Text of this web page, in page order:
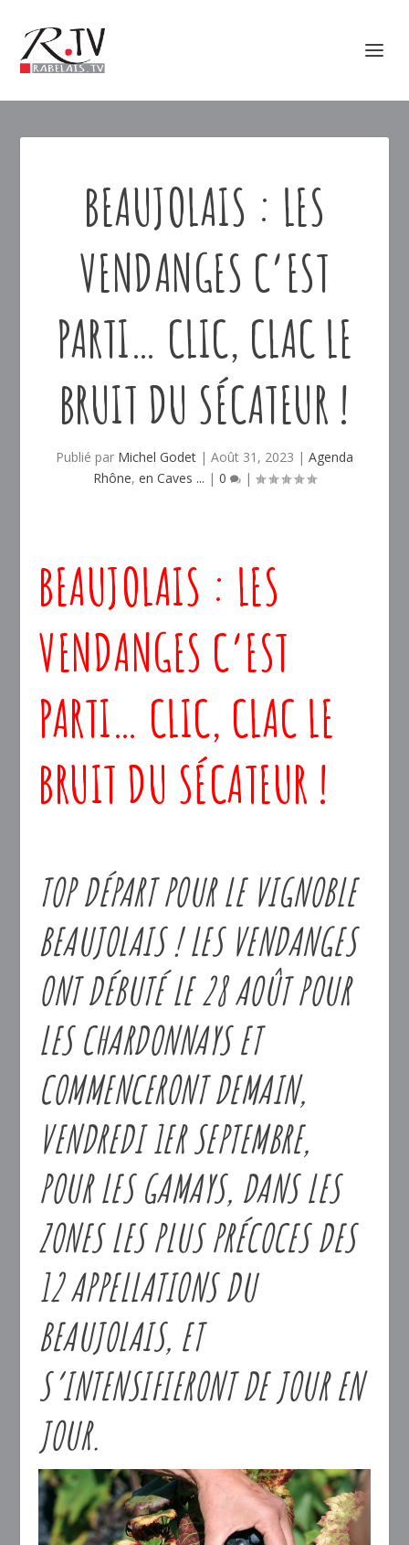
BEAUJOLAIS : LES
VENDANGES C’EST
PARTI… CLIC, CLAC LE
BRUIT DU SÉCATEUR !
Publié par Michel Godet | Août 31, 2023 | Agenda
Rhône, en Caves ... | 0 |
BEAUJOLAIS : LES
VENDANGES C’EST
PARTI… CLIC, CLAC LE
BRUIT DU SÉCATEUR !
TOP DÉPART POUR LE VIGNOBLE
BEAUJOLAIS ! LES VENDANGES
ONT DÉBUTÉ LE 28 AOÛT POUR
LES CHARDONNAYS ET
COMMENCERONT DEMAIN,
VENDREDI 1ER SEPTEMBRE,
POUR LES GAMAYS, DANS LES
ZONES LES PLUS PRÉCOCES DES
12 APPELLATIONS DU
BEAUJOLAIS, ET
S’INTENSIFIERONT DE JOUR EN
JOUR.